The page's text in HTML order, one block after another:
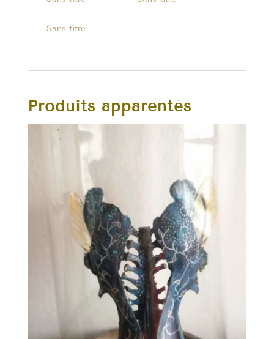
Sans titre
Produits apparentés